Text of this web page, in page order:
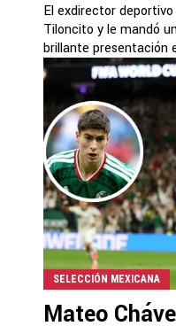
El exdirector
Tiloncito y le mandó
brillante presentación
SELECCIÓN MEXICANA
Mateo